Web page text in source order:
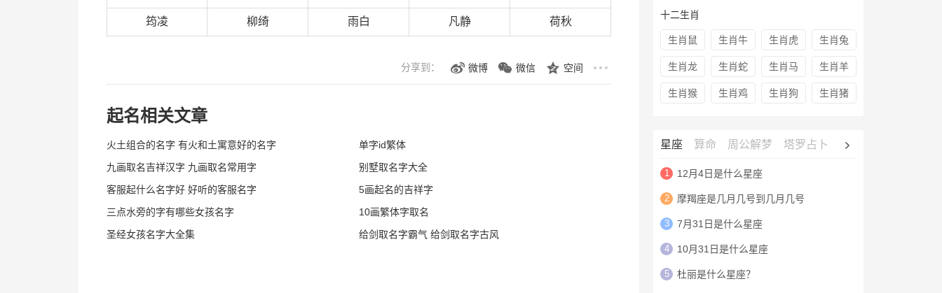
筠凌 柳绮 雨白 凡静 荷秋
分享到： 微博 微信 空间
起名相关文章
火土组合的名字 有火和土寓意好的名字
单字id繁体
九画取名吉祥汉字 九画取名常用字
别墅取名字大全
客服起什么名字好 好听的客服名字
5画起名的吉祥字
三点水旁的字有哪些女孩名字
10画繁体字取名
圣经女孩名字大全集
给剑取名字霸气 给剑取名字古风
十二生肖
生肖鼠 生肖牛 生肖虎 生肖兔
生肖龙 生肖蛇 生肖马 生肖羊
生肖猴 生肖鸡 生肖狗 生肖猪
星座 算命 周公解梦 塔罗占卜 心理测试
1 12月4日是什么星座
2 摩羯座是几月几号到几月几号
3 7月31日是什么星座
4 10月31日是什么星座
5 杜丽是什么星座？